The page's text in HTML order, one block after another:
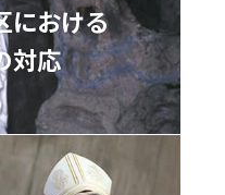
における
対応